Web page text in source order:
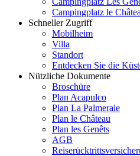
Campingplatz le
Schneller Zugriff
Mobilheim
Villa
Standort
Entdecken Sie die
Nützliche Dokumente
Broschüre
Plan Acapulco
Plan La Palmeraie
Plan le Château
Plan les Genêts
AGB